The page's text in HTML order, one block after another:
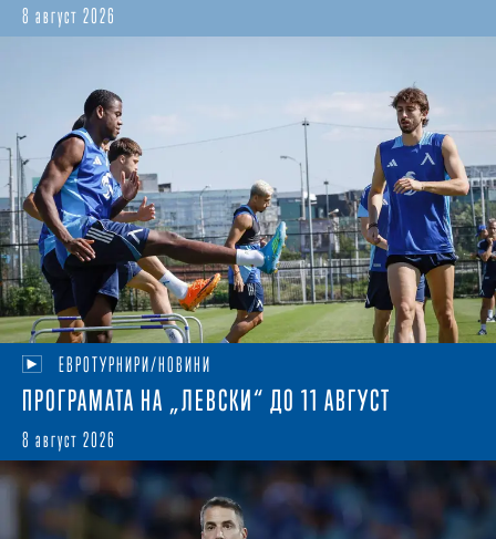
8 август 2026
ЕВРОТУРНИРИ/НОВИНИ
ПРОГРАМАТА НА „ЛЕВСКИ“ ДО 11 АВГУСТ
8 август 2026